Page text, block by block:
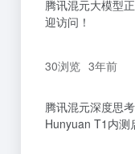
腾讯混元大模型
迎访问！
30浏览 3年前
腾讯混元深度思
Hunyuan T1内测